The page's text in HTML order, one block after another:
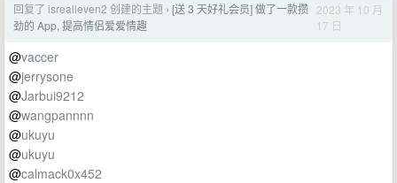
回复了 isrealleven2 创建的主题 › [送 3 天好礼会员] 做了一款攒
劲的 App, 提高情侣爱爱情趣
2023 年 10 月
17 日
@vaccer
@jerrysone
@Jarbui9212
@wangpannnn
@ukuyu
@ukuyu
@calmack0x452